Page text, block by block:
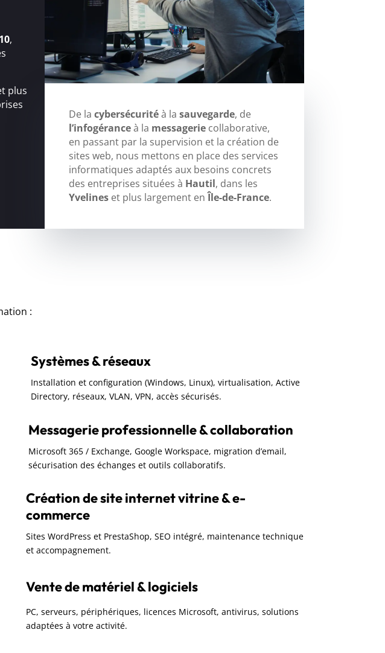
,
plus
De la cybersécuritéà la sauvegarde, de
l’infogéranceà la messageriecollaborative,
en passant par la supervision et la création de
sites web, nous mettons en place des services
informatiques adaptés aux besoins concrets
des entreprises situées à Hautil, dans les
Yvelineset plus largement enÎle-de-France.
:
Systèmes & réseaux
Installation et configuration (Windows, Linux), virtualisation, Active
Directory, réseaux, VLAN, VPN, accès sécurisés.
Messagerie professionnelle & collaboration
Microsoft 365 / Exchange, Google Workspace, migration d’email,
sécurisation des échanges et outils collaboratifs.
Création de site internet vitrine & e-
commerce
Sites WordPress et PrestaShop, SEO intégré, maintenance technique
et accompagnement.
Vente de matériel & logiciels
PC, serveurs, périphériques, licences Microsoft, antivirus, solutions
adaptées à votre activité.